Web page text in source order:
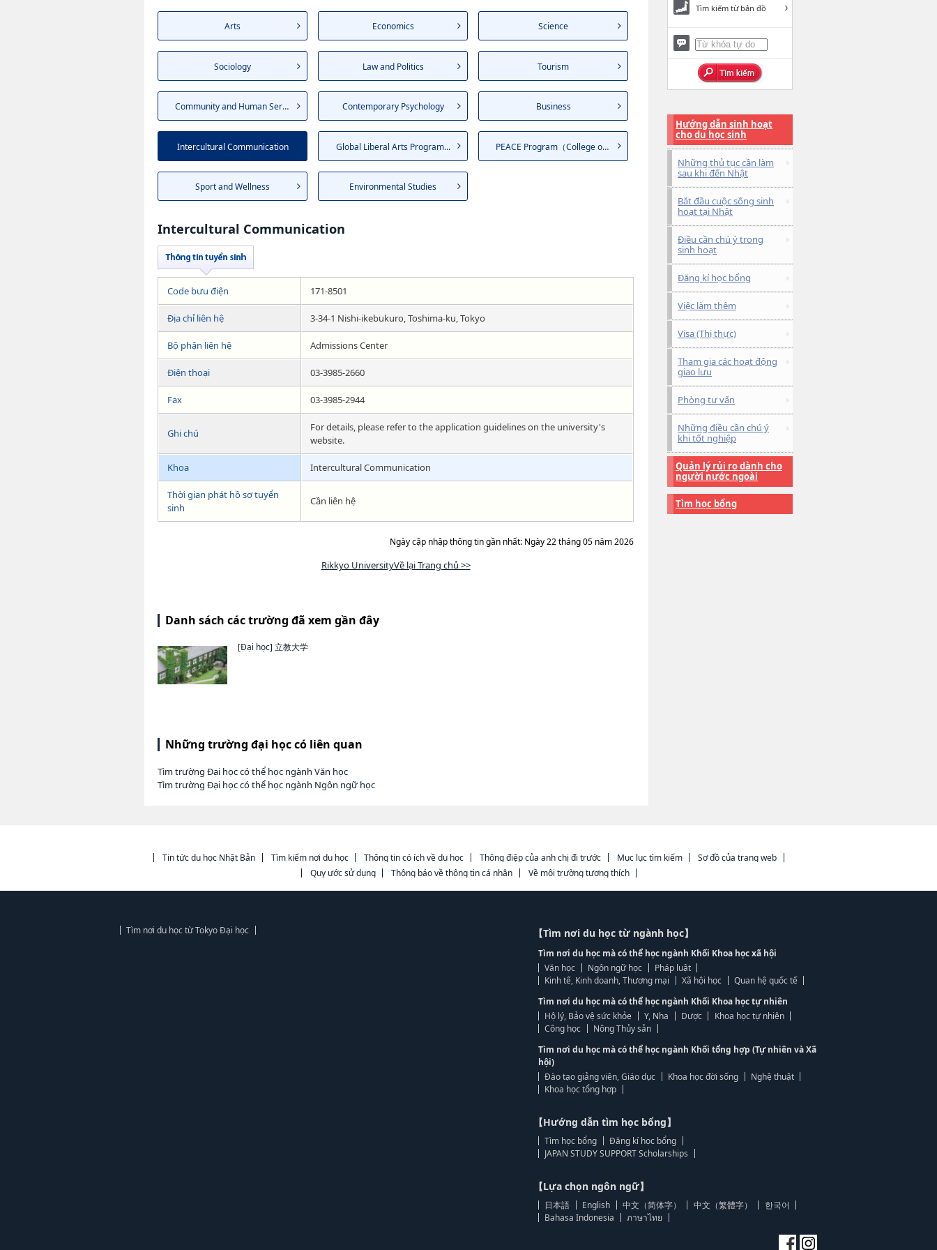
Arts Economics Science
Sociology Law and Politics Tourism
Community and Human Services Contemporary Psychology Business
Intercultural Communication Global Liberal Arts Program... PEACE Program（College of L...
Sport and Wellness Environmental Studies
Intercultural Communication
Code bưu điện 171-8501
Địa chỉ liên hệ 3-34-1 Nishi-ikebukuro, Toshima-ku, Tokyo
Bộ phận liên hệ Admissions Center
Điện thoại 03-3985-2660
Fax 03-3985-2944
Ghi chú
For details, please refer to the application guidelines on the university's
website.
Khoa Intercultural Communication
Thời gian phát hồ sơ tuyển
sinh
Cần liên hệ
Ngày cập nhập thông tin gần nhất: Ngày 22 tháng 05 năm 2026
Rikkyo UniversityVề lại Trang chủ >>
Danh sách các trường đã xem gần đây
[Đại học] 立教大学
Những trường đại học có liên quan
Tìm trường Đại học có thể học ngành Văn học
Tìm trường Đại học có thể học ngành Ngôn ngữ học
Tìm kiếm từ bản đồ
Hướng dẫn sinh hoạt
cho du học sinh
Những thủ tục cần làm
sau khi đến Nhật
Bắt đầu cuộc sống sinh
hoạt tại Nhật
Điều cần chú ý trong
sinh hoạt
Đăng kí học bổng
Việc làm thêm
Visa (Thị thực)
Tham gia các hoạt động
giao lưu
Phòng tư vấn
Những điều cần chú ý
khi tốt nghiệp
Quản lý rủi ro dành cho
người nước ngoài
Tìm học bổng
Tin tức du học Nhật Bản Tìm kiếm nơi du học Thông tin có ích về du học Thông điệp của anh chị đi trước Mục lục tìm kiếm
Sơ đồ của trang web
Quy ước sử dụng
Thông báo về thông tin cá nhân Về môi trường tương thích
Tìm nơi du học từ Tokyo Đại học 【Tìm nơi du học từ ngành học】
Tìm nơi du học mà có thể học ngành Khối Khoa học xã hội
Văn học
Ngôn ngữ học
Pháp luật
Kinh tế, Kinh doanh, Thương mại
Xã hội học
Quan hệ quốc tế
Tìm nơi du học mà có thể học ngành Khối Khoa học tự nhiên
Hộ lý, Bảo vệ sức khỏe
Y, Nha Dược
Khoa học tự nhiên
Công học
Nông Thủy sản
Tìm nơi du học mà có thể học ngành Khối tổng hợp (Tự nhiên và Xã
hội)
Đào tạo giảng viên, Giáo dục
Khoa học đời sống
Nghệ thuật
Khoa học tổng hợp
【Hướng dẫn tìm học bổng】
Tìm học bổng
Đăng kí học bổng
JAPAN STUDY SUPPORT Scholarships
【Lựa chọn ngôn ngữ】
日本語 English 中文（简体字） 中文（繁體字）
한국어
Bahasa Indonesia
ภาษาไทย